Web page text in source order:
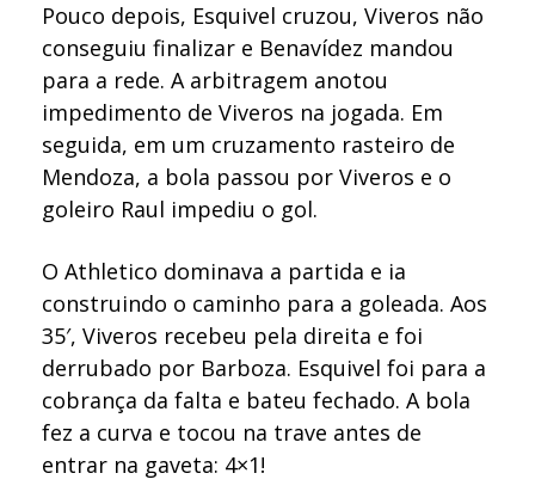
Pouco depois, Esquivel cruzou, Viveros não
conseguiu finalizar e Benavídez mandou
para a rede. A arbitragem anotou
impedimento de Viveros na jogada. Em
seguida, em um cruzamento rasteiro de
Mendoza, a bola passou por Viveros e o
goleiro Raul impediu o gol.
O Athletico dominava a partida e ia
construindo o caminho para a goleada. Aos
35′, Viveros recebeu pela direita e foi
derrubado por Barboza. Esquivel foi para a
cobrança da falta e bateu fechado. A bola
fez a curva e tocou na trave antes de
entrar na gaveta: 4×1!